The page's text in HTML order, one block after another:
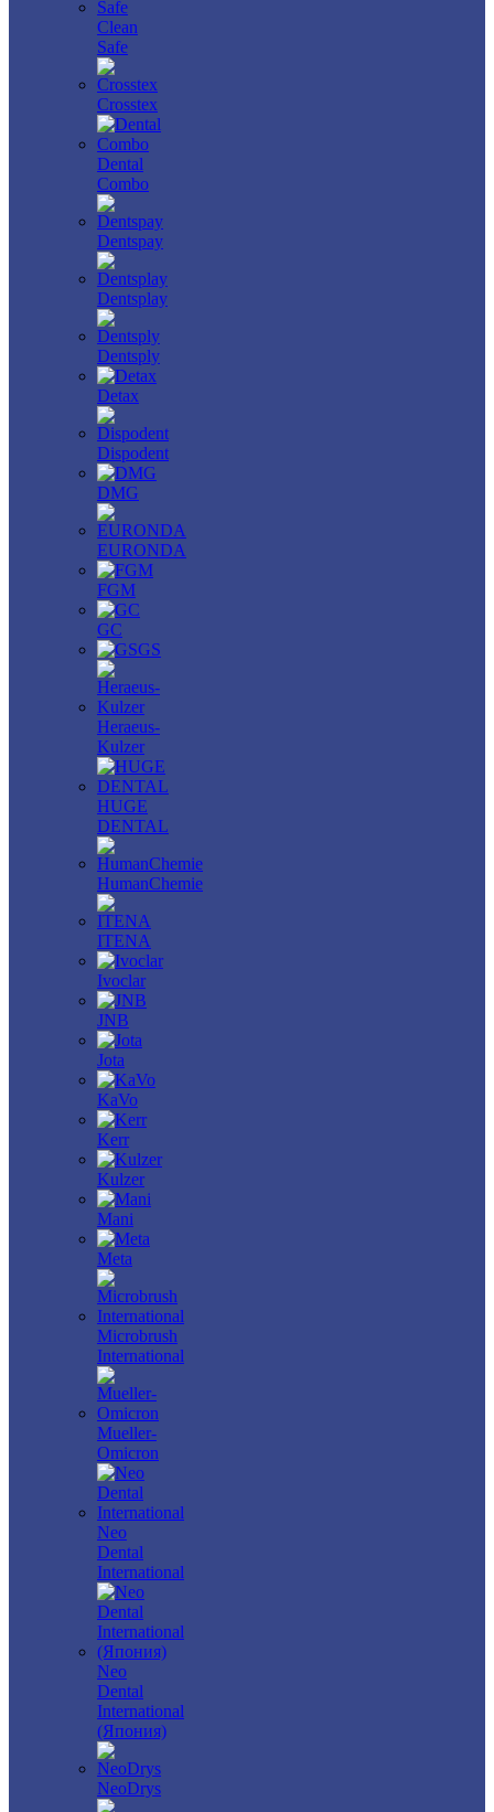
Clean
Safe
Crosstex
Dental
Combo
Dentspay
Dentsplay
Dentsply
Detax
Dispodent
DMG
EURONDA
FGM
GC
GS
Heraeus-
Kulzer
HUGE
DENTAL
HumanChemie
ITENA
Ivoclar
JNB
Jota
KaVo
Kerr
Kulzer
Mani
Meta
Microbrush
International
Mueller-
Omicron
Neo
Dental
International
Neo
Dental
International
(Япония)
NeoDrys